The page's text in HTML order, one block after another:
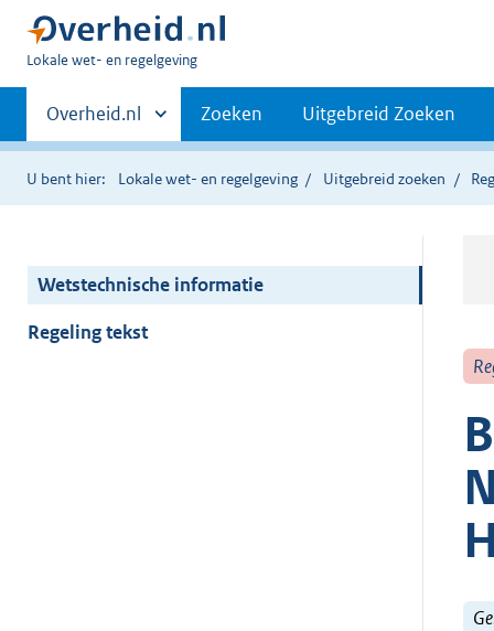
U
hier:
Lokale wet- en regelgeving
Primaire
navigatie
Andere
sites
binnen
Overheid.nl Zoeken Uitgebreid Zoeken
U bent hier: Lokale wet- en regelgeving Uitgebreid zoeken
Wetstechnische informatie
Regeling tekst